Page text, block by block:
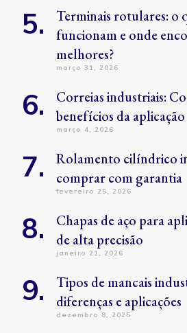
Terminais rotulares: o
funcionam e onde
melhores?
março 31, 2026
Correias industriais:
benefícios da aplicação
março 4, 2026
Rolamento cilíndrico
comprar com garantia
fevereiro 25, 2026
Chapas de aço para
de alta precisão
janeiro 21, 2026
Tipos de mancais
diferenças e aplicações
dezembro 8, 2025